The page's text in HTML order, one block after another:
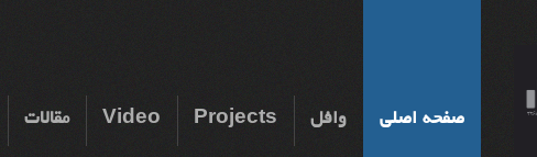
صفحه اصلی وافل Projects
Video مقالات